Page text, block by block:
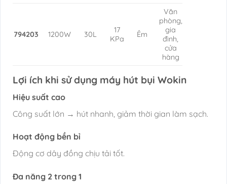
794203 1200W 30L
17
KPa
Êm
Văn
phòng,
gia
đình,
cửa
hàng
Lợi ích khi sử dụng máy hút bụi Wokin
Hiệu suất cao
Công suất lớn → hút nhanh, giảm thời gian làm sạch.
Hoạt động bền bỉ
Động cơ dây đồng chịu tải tốt.
Đa năng 2 trong 1